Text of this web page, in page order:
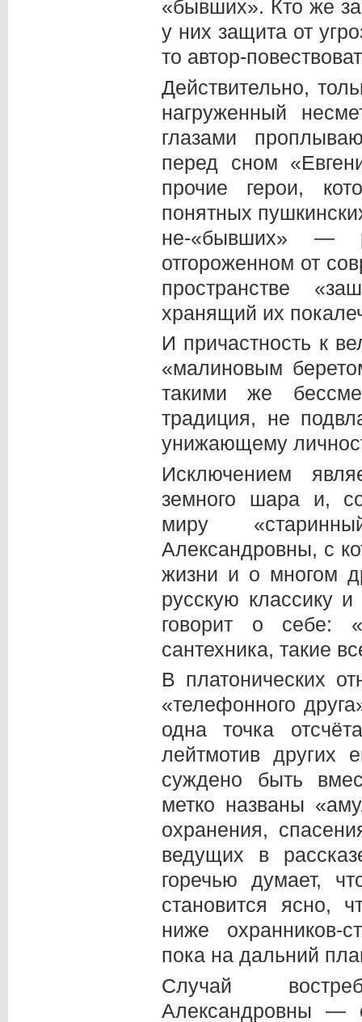
«бывших». Кто же
у них защита от
то автор-
Действительно,
нагруженный
глазами
перед сном
прочие герои,
понятных
не-«бывших» —
отгороженном от
пространстве
хранящий их
И причастность к
«малиновым
такими же
традиция, не
унижающему
Исключением
земного шара и,
миру
Александровны, с
жизни и о многом
русскую классику
говорит о себе:
сантехника, такие
В платонических
«телефонного
одна точка
лейтмотив других
суждено быть
метко названы
охранения,
ведущих в
горечью думает,
становится ясно,
ниже охранников-
пока на дальний
Случай
Александровны —